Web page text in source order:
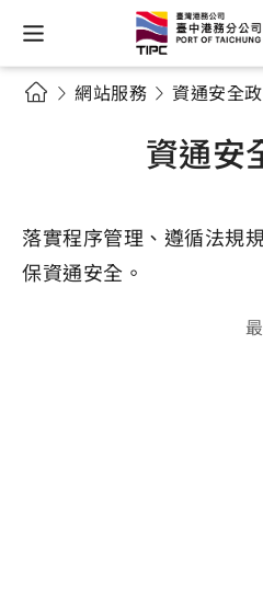
網站服務 資通安全
資通安
落實程序管理、遵循法規
保資通安全。